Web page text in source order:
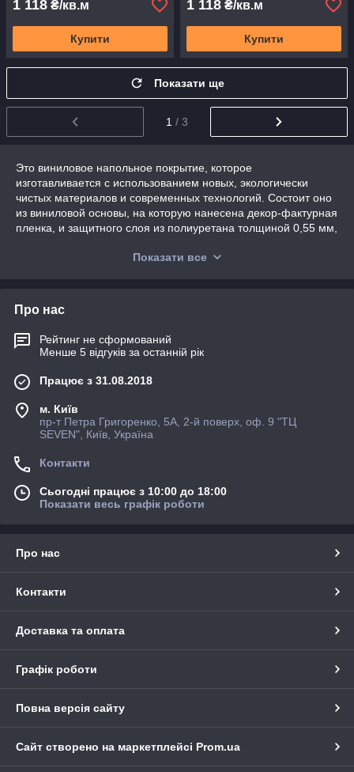
1 118 ₴/кв.м
Купити
1 118 ₴/кв.м
Купити
Показати ще
1 / 3
Это виниловое напольное покрытие, которое
изготавливается с использованием новых, экологически
чистых материалов и современных технологий. Состоит оно
из виниловой основы, на которую нанесена декор-фактурная
пленка, и защитного слоя из полиуретана толщиной 0,55 мм,
возможный в напольных покрытиях.
эксплуатации от 0 до +40 °С.
На відміну від традиційних вінілових підлогових покриттів,
зовнішній шар ВИНИЛАМа чудово імітує забарвлення і
фактуру натуральних матеріалів – дерево, мармур, граніт.
ВИНИЛАМ поєднує в собі всі переваги чотирьох підлогових
покриттів: красу паркету, практичність лінолеуму, модульність
ламінату і довговічність керамічної плитки.
Показати все
Про нас
Рейтинг не сформований
Менше 5 відгуків за останній рік
Працює з 31.08.2018
м. Київ
пр-т Петра Григоренко, 5А, 2-й поверх, оф. 9 "ТЦ
SEVEN", Київ, Україна
Контакти
Сьогодні працює з 10:00 до 18:00
Показати весь графік роботи
Про нас
Контакти
Доставка та оплата
Графік роботи
Повна версія сайту
Сайт створено на маркетплейсі Prom.ua